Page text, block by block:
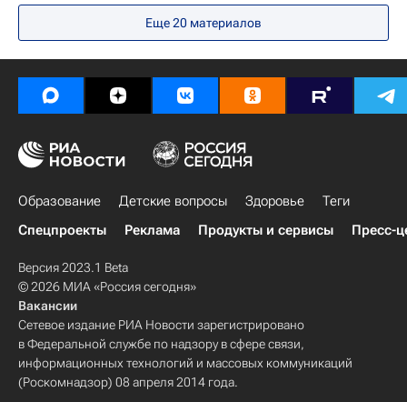
Еще 20 материалов
Образование Детские вопросы Здоровье
Теги
Спецпроекты
Реклама Продукты и сервисы Пресс-
Версия 2023.1 Beta
© 2026 МИА «Россия сегодня»
Вакансии
Сетевое издание РИА Новости зарегистрировано
в Федеральной службе по надзору в сфере связи,
информационных технологий и массовых коммуникаций
(Роскомнадзор) 08 апреля 2014 года.